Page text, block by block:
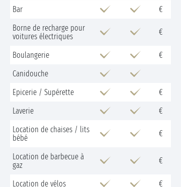
Bar
€
Borne de recharge pour
voitures électriques
€
Boulangerie
€
Canidouche
Epicerie / Supérette
€
Laverie
€
Location de chaises / lits
bébé
€
Location de barbecue à
gaz
€
Location de vélos €